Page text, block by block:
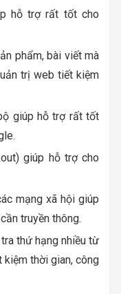
hỗ trợ rất tốt cho
phẩm, bài viết mà
trị web tiết kiệm
giúp hỗ trợ rất tốt
giúp hỗ trợ cho
mạng xã hội giúp
truyền thông.
thứ hạng nhiều từ
kiệm thời gian, công